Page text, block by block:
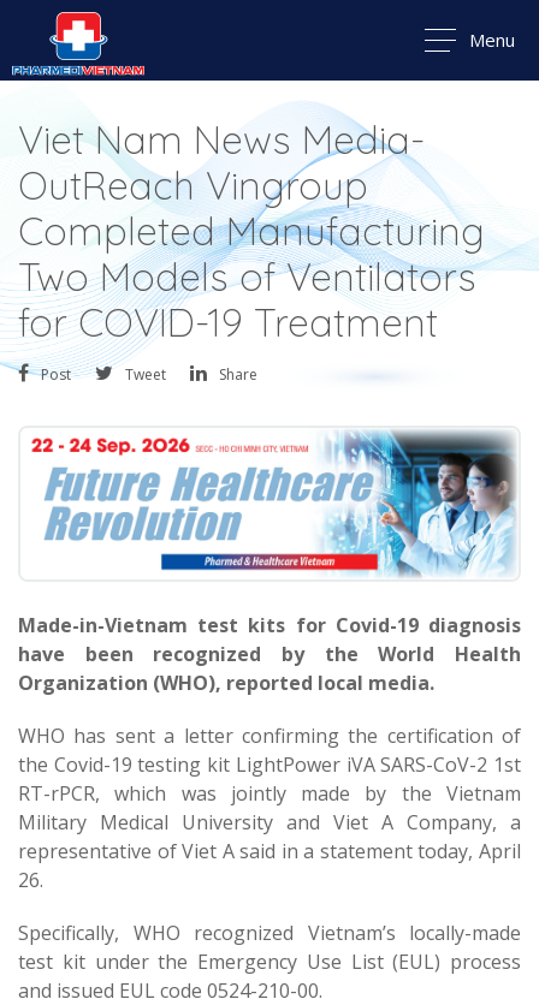
Menu
Viet Nam News Media-
OutReach Vingroup
Completed Manufacturing
Two Models of Ventilators
for COVID-19 Treatment
Post Tweet Share
Made-in-Vietnam test kits for Covid-19 diagnosis
have been recognized by the World Health
Organization (WHO), reported local media.
WHO has sent a letter confirming the certification of
the Covid-19 testing kit LightPower iVA SARS-CoV-2 1st
RT-rPCR, which was jointly made by the Vietnam
Military Medical University and Viet A Company, a
representative of Viet A said in a statement today, April
26.
Specifically, WHO recognized Vietnam’s locally-made
test kit under the Emergency Use List (EUL) process
and issued EUL code 0524-210-00.